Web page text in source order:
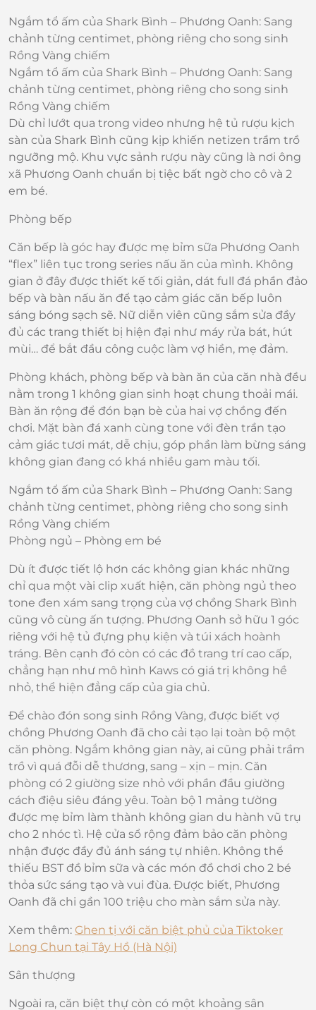
Ngắm tổ ấm của Shark Bình – Phương Oanh: Sang
chảnh từng centimet, phòng riêng cho song sinh
Rồng Vàng chiếm
Ngắm tổ ấm của Shark Bình – Phương Oanh: Sang
chảnh từng centimet, phòng riêng cho song sinh
Rồng Vàng chiếm
Dù chỉ lướt qua trong video nhưng hệ tủ rượu kịch
sàn của Shark Bình cũng kịp khiến netizen trầm trồ
ngưỡng mộ. Khu vực sảnh rượu này cũng là nơi ông
xã Phương Oanh chuẩn bị tiệc bất ngờ cho cô và 2
em bé.
Phòng bếp
Căn bếp là góc hay được mẹ bỉm sữa Phương Oanh
“flex” liên tục trong series nấu ăn của mình. Không
gian ở đây được thiết kế tối giản, dát full đá phần đảo
bếp và bàn nấu ăn để tạo cảm giác căn bếp luôn
sáng bóng sạch sẽ. Nữ diễn viên cũng sắm sửa đầy
đủ các trang thiết bị hiện đại như máy rửa bát, hút
mùi… để bắt đầu công cuộc làm vợ hiền, mẹ đảm.
Phòng khách, phòng bếp và bàn ăn của căn nhà đều
nằm trong 1 không gian sinh hoạt chung thoải mái.
Bàn ăn rộng để đón bạn bè của hai vợ chồng đến
chơi. Mặt bàn đá xanh cùng tone với đèn trần tạo
cảm giác tươi mát, dễ chịu, góp phần làm bừng sáng
không gian đang có khá nhiều gam màu tối.
Ngắm tổ ấm của Shark Bình – Phương Oanh: Sang
chảnh từng centimet, phòng riêng cho song sinh
Rồng Vàng chiếm
Phòng ngủ – Phòng em bé
Dù ít được tiết lộ hơn các không gian khác những
chỉ qua một vài clip xuất hiện, căn phòng ngủ theo
tone đen xám sang trọng của vợ chồng Shark Bình
cũng vô cùng ấn tượng. Phương Oanh sở hữu 1 góc
riêng với hệ tủ đựng phụ kiện và túi xách hoành
tráng. Bên cạnh đó còn có các đồ trang trí cao cấp,
chẳng hạn như mô hình Kaws có giá trị không hề
nhỏ, thể hiện đẳng cấp của gia chủ.
Để chào đón song sinh Rồng Vàng, được biết vợ
chồng Phương Oanh đã cho cải tạo lại toàn bộ một
căn phòng. Ngắm không gian này, ai cũng phải trầm
trồ vì quá đỗi dễ thương, sang – xịn – mịn. Căn
phòng có 2 giường size nhỏ với phần đầu giường
cách điệu siêu đáng yêu. Toàn bộ 1 mảng tường
được mẹ bỉm làm thành không gian du hành vũ trụ
cho 2 nhóc tì. Hệ cửa sổ rộng đảm bảo căn phòng
nhận được đầy đủ ánh sáng tự nhiên. Không thể
thiếu BST đồ bỉm sữa và các món đồ chơi cho 2 bé
thỏa sức sáng tạo và vui đùa. Được biết, Phương
Oanh đã chi gần 100 triệu cho màn sắm sửa này.
Xem thêm: Ghen tị với căn biệt phủ của Tiktoker
Long Chun tại Tây Hồ (Hà Nội)
Sân thượng
Ngoài ra, căn biệt thự còn có một khoảng sân